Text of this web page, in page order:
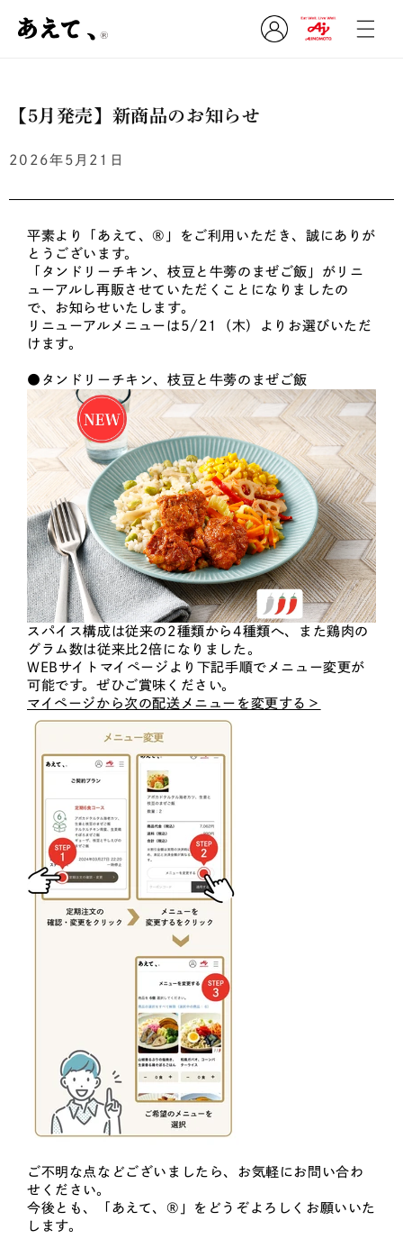
ンツに
進む
グ
イ
【5月発売】新商品のお知らせ
2026年5月21日
平素より「あえて、®」をご利用いただき、誠にありが
とうございます。
「タンドリーチキン、枝豆と牛蒡のまぜご飯」がリニ
ューアルし再販させていただくことになりましたの
で、お知らせいたします。
リニューアルメニューは5/21（木）よりお選びいただ
けます。
●タンドリーチキン、枝豆と牛蒡のまぜご飯
スパイス構成は従来の2種類から4種類へ、また鶏肉の
グラム数は従来比2倍になりました。
WEBサイトマイページより下記手順でメニュー変更が
可能です。ぜひご賞味ください。
マイページから次の配送メニューを変更する＞
ご不明な点などございましたら、お気軽にお問い合わ
せください。
今後とも、「あえて、®」をどうぞよろしくお願いいた
します。